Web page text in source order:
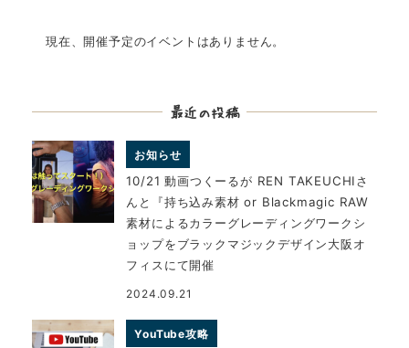
現在、開催予定のイベントはありません。
最近の投稿
お知らせ
10/21 動画つくーるが REN TAKEUCHIさ
んと『持ち込み素材 or Blackmagic RAW
素材によるカラーグレーディングワークシ
ョップをブラックマジックデザイン大阪オ
フィスにて開催
2024.09.21
YouTube攻略